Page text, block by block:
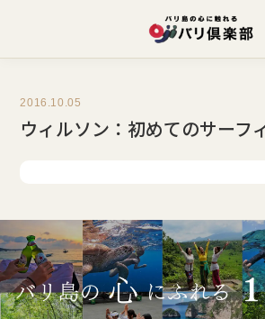
2016.10.05
ウィルソン：初めてのサーフ